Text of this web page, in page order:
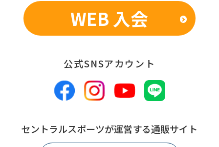
WEB 入会
公式SNSアカウント
セントラルスポーツが運営する通販サイト